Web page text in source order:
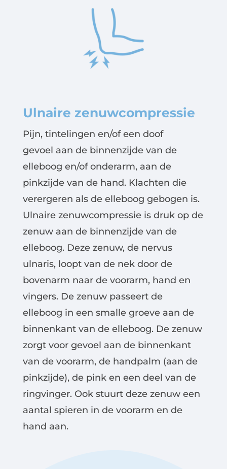
Ulnaire zenuwcompressie
Pijn, tintelingen en/of een doof
gevoel aan de binnenzijde van de
elleboog en/of onderarm, aan de
pinkzijde van de hand. Klachten die
verergeren als de elleboog gebogen is.
Ulnaire zenuwcompressie is druk op de
zenuw aan de binnenzijde van de
elleboog. Deze zenuw, de nervus
ulnaris, loopt van de nek door de
bovenarm naar de voorarm, hand en
vingers. De zenuw passeert de
elleboog in een smalle groeve aan de
binnenkant van de elleboog. De zenuw
zorgt voor gevoel aan de binnenkant
van de voorarm, de handpalm (aan de
pinkzijde), de pink en een deel van de
ringvinger. Ook stuurt deze zenuw een
aantal spieren in de voorarm en de
hand aan.